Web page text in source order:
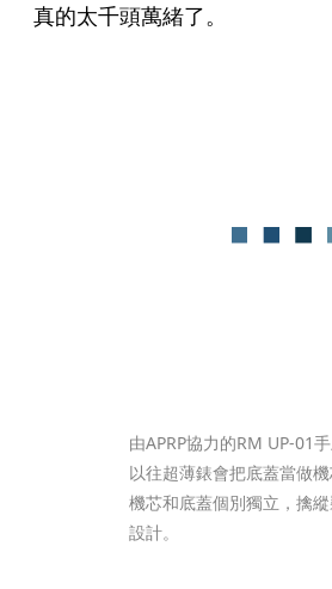
真的太千頭萬緒了。
由APRP協力的RM UP-01
以往超薄錶會把底蓋當做機
機芯和底蓋個別獨立，擒
設計。